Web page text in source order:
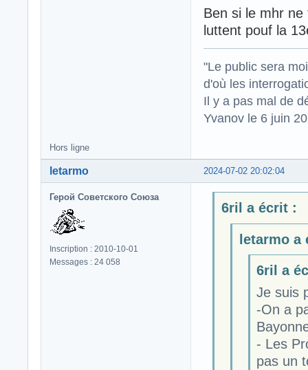
Ben si le mhr
luttent pouf la
"Le public sera
d'où les
Il y a pas mal de
Yvanov le 6 juin
Hors ligne
2024-07-02 20:02:04
letarmo
Герой Советского Союза
Inscription : 2010-10-01
Messages : 24 058
6ril a écrit :
letarmo a
6ril a
Je suis
-On a
- Les
pas un